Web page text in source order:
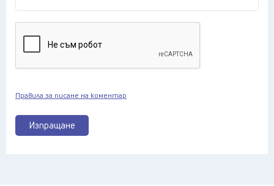
Изпращане
Правила за писане на коментар